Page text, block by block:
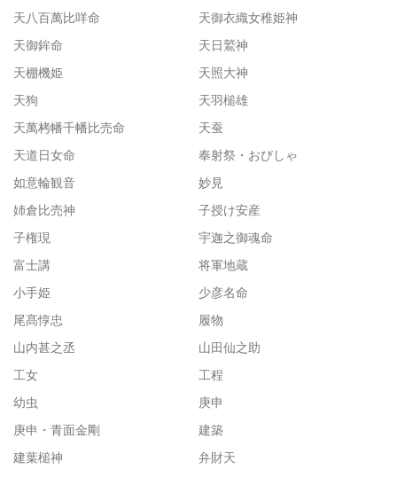
天八百萬比咩命
天御衣織女稚姫神
天御鉾命
天日鷲神
天棚機姫
天照大神
天狗
天羽槌雄
天萬栲幡千幡比売命
天蚕
天道日女命
奉射祭・おびしゃ
如意輪観音
妙見
姉倉比売神
子授け安産
子権現
宇迦之御魂命
富士講
将軍地蔵
小手姫
少彦名命
尾髙惇忠
履物
山内甚之丞
山田仙之助
工女
工程
幼虫
庚申
庚申・青面金剛
建築
建葉槌神
弁財天